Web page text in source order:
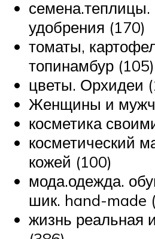
семена.теплицы.
удобрения (170)
томаты,
топинамбур (105)
цветы. Орхидеи
Женщины и
косметика
косметический
кожей (100)
мода.одежда.
шик. hand-made
жизнь реальная